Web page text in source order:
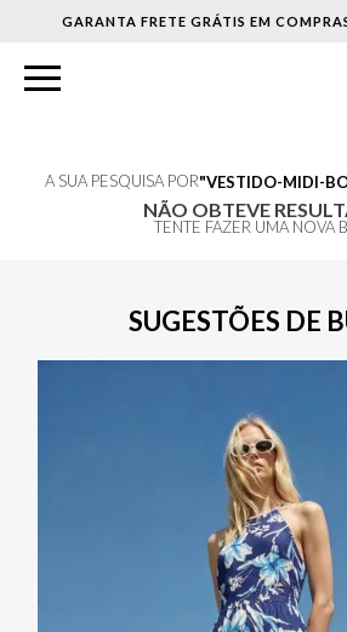
GARANTA FRETE GRÁTIS EM
A SUA PESQUISA POR VESTIDO-MIDI-
NÃO OBTEVE
TENTE FAZER UMA NOVA
SUGESTÕES DE